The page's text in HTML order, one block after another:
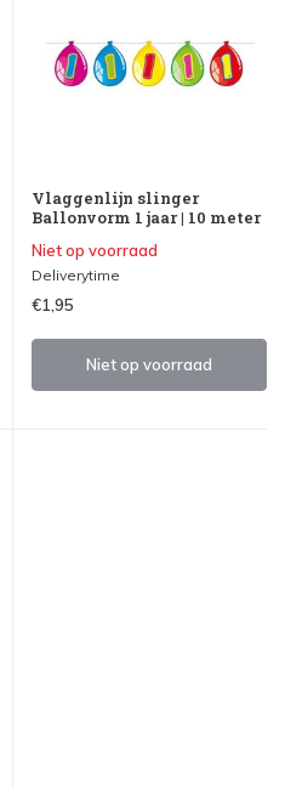
Vlaggenlijn slinger
Ballonvorm 1 jaar | 10 meter
Niet op voorraad
Deliverytime
€1,95
Niet op voorraad